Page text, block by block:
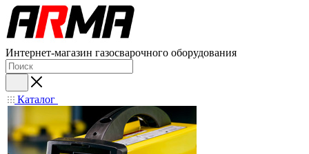
Интернет-магазин газосварочного оборудования
Каталог